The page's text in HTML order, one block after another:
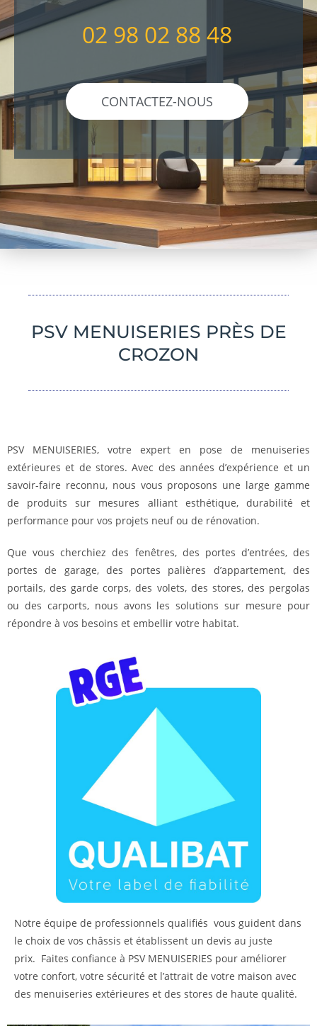
02 98 02 88 48
CONTACTEZ-NOUS
PSV MENUISERIES PRÈS DE
CROZON
PSV MENUISERIES, votre expert en pose de menuiseries
extérieures et de stores. Avec des années d’expérience et un
savoir-faire reconnu, nous vous proposons une large gamme
de produits sur mesures alliant esthétique, durabilité et
performance pour vos projets neuf ou de rénovation.
Que vous cherchiez des fenêtres, des portes d’entrées, des
portes de garage, des portes palières d’appartement, des
portails, des garde corps, des volets, des stores, des pergolas
ou des carports,nous avons les solutions sur mesure pour
répondre à vos besoins et embellir votre habitat.
Notre équipe de professionnels qualifiés vous guident dans
le choix de vos châssis et établissent un devis au juste
prix. Faites confiance à PSV MENUISERIES pour améliorer
votre confort, votre sécurité et l’attrait de votre maison avec
des menuiseries extérieures et des stores de haute qualité.